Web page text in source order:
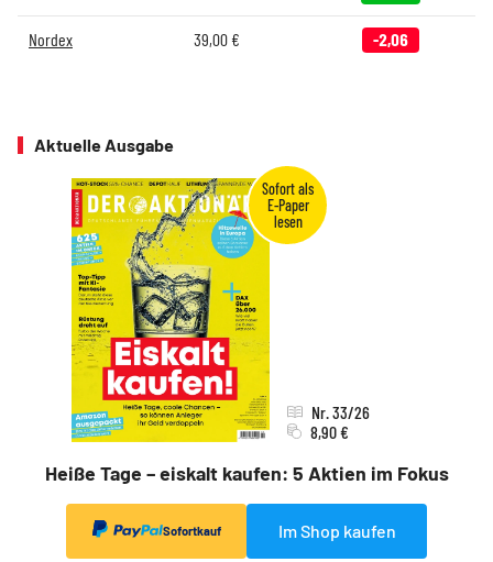
Nordex 39,00€ -2,06
Aktuelle Ausgabe
Heiße Tage – eiskalt kaufen: 5 Aktien im Fokus
Nr. 33/26
8,90 €
Sofortkauf Im Shop kaufen